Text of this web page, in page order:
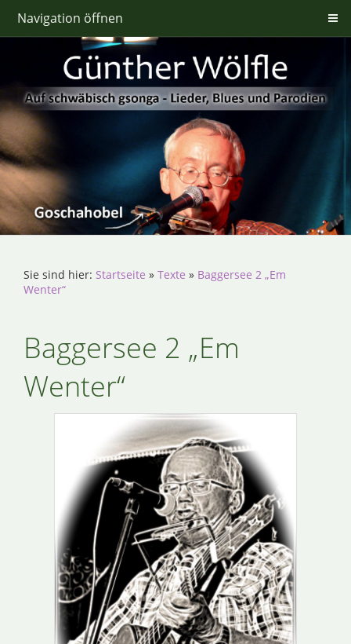
Navigation öffnen
Sie sind hier: Startseite » Texte » Baggersee 2 „Em
Wenter“
Baggersee 2 „Em
Wenter“